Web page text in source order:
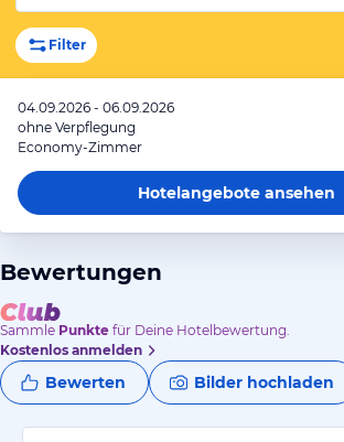
Filter
04.09.2026 - 06.09.2026
ohne Verpflegung
Economy-Zimmer
Hotelangeboteansehen
Bewertungen
Sammle Punkte für Deine Hotelbewertung.
Kostenlos anmelden
Bewerten Bilder hochladen